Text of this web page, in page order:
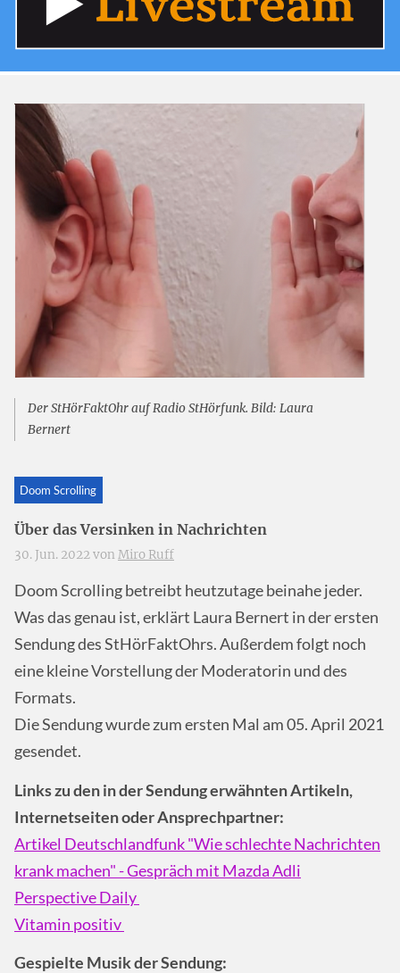
Der StHörFaktOhr auf Radio StHörfunk. Bild: Laura
Bernert
Doom Scrolling
Über das Versinken in Nachrichten
30. Jun. 2022 von Miro Ruff
Doom Scrolling betreibt heutzutage beinahe jeder.
Was das genau ist, erklärt Laura Bernert in der ersten
Sendung des StHörFaktOhrs. Außerdem folgt noch
eine kleine Vorstellung der Moderatorin und des
Formats.
Die Sendung wurde zum ersten Mal am 05. April 2021
gesendet.
Links zu den in der Sendung erwähnten Artikeln,
Internetseiten oder Ansprechpartner:
Artikel Deutschlandfunk "Wie schlechte Nachrichten
krank machen" - Gespräch mit Mazda Adli
Perspective Daily ​​​​​​​
Vitamin positiv ​​​​​​​
Gespielte Musik der Sendung: